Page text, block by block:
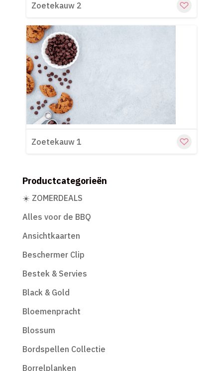
Zoetekauw 2
Zoetekauw 1
Productcategorieën
☀️ ZOMERDEALS
Alles voor de BBQ
Ansichtkaarten
Beschermer Clip
Bestek & Servies
Black & Gold
Bloemenpracht
Blossum
Bordspellen Collectie
Borrelplanken